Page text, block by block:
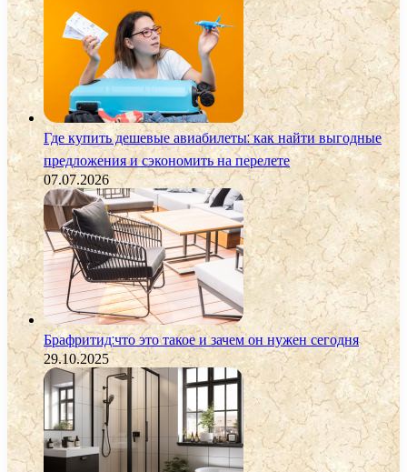
Где купить дешевые авиабилеты: как найти выгодные
предложения и сэкономить на перелете
07.07.2026
Брафритид:что это такое и зачем он нужен сегодня
29.10.2025